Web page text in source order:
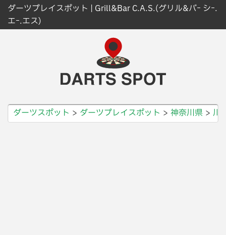
ダーツプレイスポット | Grill&Bar C.A.S.(グリル&バｰ シｰ.
エｰ.エス)
ダーツスポット ダーツプレイスポット 神奈川県 川